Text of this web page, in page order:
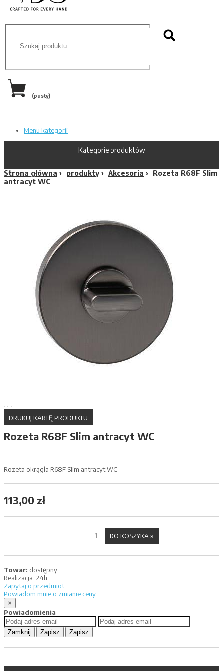
(pusty)
Menu kategorii
Kategorie produktów
Strona główna produkty Akcesoria
Rozeta R68F Slim
antracyt WC
DRUKUJ KARTĘ PRODUKTU
Rozeta R68F Slim antracyt WC
Rozeta okrągła R68F Slim antracyt WC
113,00 zł
Towar: dostępny
Realizacja: 24h
Zapytaj o przedmiot
Powiadom mnie o zmianie ceny
×
Powiadomienia
Zamknij Zapisz Zapisz